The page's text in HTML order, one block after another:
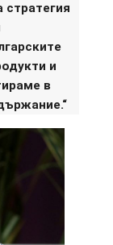
стратегия
и
в